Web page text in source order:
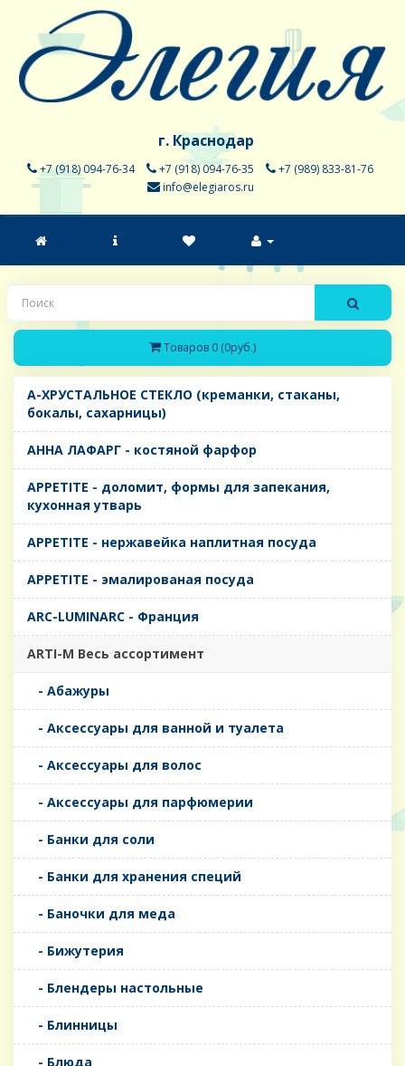
г. Краснодар
+7 (918) 094-76-34 +7 (918) 094-76-35
+7 (989) 833-81-76
info@elegiaros.ru
Товаров 0 (0руб.)
A-ХРУСТАЛЬНОЕ СТЕКЛО (креманки, стаканы,
бокалы, сахарницы)
AHHA ЛАФАРГ - костяной фарфор
APPETITE - доломит, формы для запекания,
кухонная утварь
APPETITE - нержавейка наплитная посуда
APPETITE - эмалированая посуда
ARC-LUMINARC - Франция
ARTI-M Весь ассортимент
- Абажуры
- Аксессуары для ванной и туалета
- Аксессуары для волос
- Аксессуары для парфюмерии
- Банки для соли
- Банки для хранения специй
- Баночки для меда
- Бижутерия
- Блендеры настольные
- Блинницы
- Блюда